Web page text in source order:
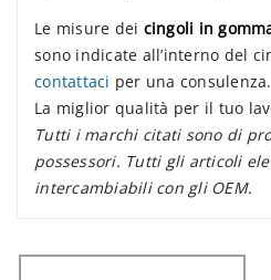
Le misure dei cingoli in
sono indicate all’interno del
contattaci per una consulenza.
La miglior qualità per il tuo
Tutti i marchi citati sono di
possessori. Tutti gli articoli
intercambiabili con gli OEM.